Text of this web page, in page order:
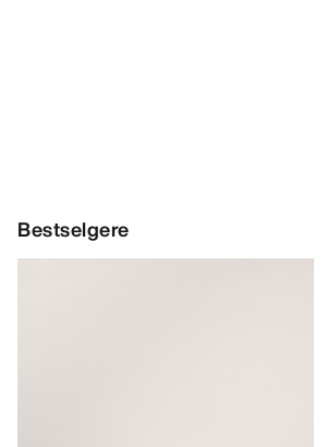
Bestselgere